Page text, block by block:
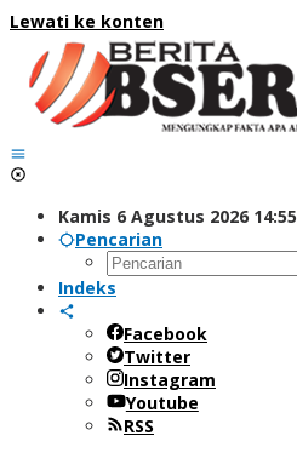
Lewati ke konten
Kamis 6 Agustus 2026 14:55
Pencarian
Indeks
Facebook
Twitter
Instagram
Youtube
RSS